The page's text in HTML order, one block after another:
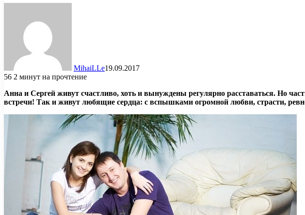
MihaiLLe19.09.2017
56 2 минут на прочтение
Анна и Сергей живут счастливо, хоть и вынуждены регулярно расставаться. Но
встречи! Так и живут любящие сердца: с вспышками огромной любви, страсти,